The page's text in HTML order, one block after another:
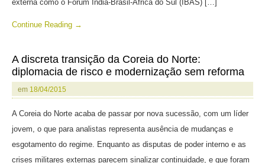
externa como o Fórum Índia-Brasil-África do Sul (IBAS) […]
Continue Reading →
A discreta transição da Coreia do Norte:
diplomacia de risco e modernização sem reforma
em 18/04/2015
A Coreia do Norte acaba de passar por nova sucessão, com um líder
jovem, o que para analistas representa ausência de mudanças e
esgotamento do regime. Enquanto as disputas de poder interno e as
crises militares externas parecem sinalizar continuidade, e que foram